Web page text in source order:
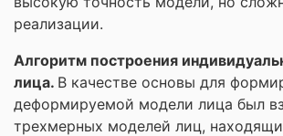
реализации.
Алгоритм построения
лица. В качестве основы для
деформируемой модели лица был
трехмерных моделей лиц,